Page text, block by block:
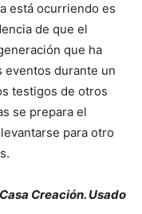
está ocurriendo es
de que el
que ha
eventos durante un
testigos de otros
se prepara el
para otro
Creación. Usado